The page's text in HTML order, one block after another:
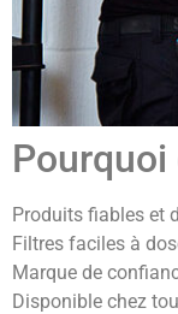
Produits fiables et
Filtres faciles à
Marque de
Disponible chez